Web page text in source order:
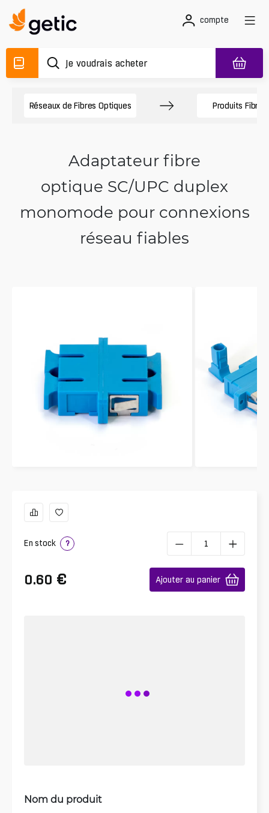
compte
Réseaux de Fibres Optiques Produits Fibre
Adaptateur fibre
optique SC/UPC duplex
monomode pour connexions
réseau fiables
En stock ?
0.60 € Ajouter au panier
Nom du produit